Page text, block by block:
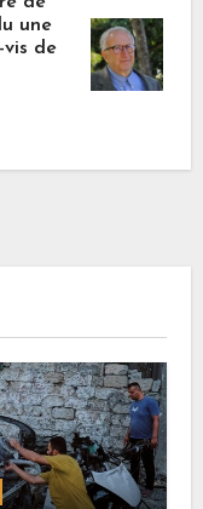
une
de